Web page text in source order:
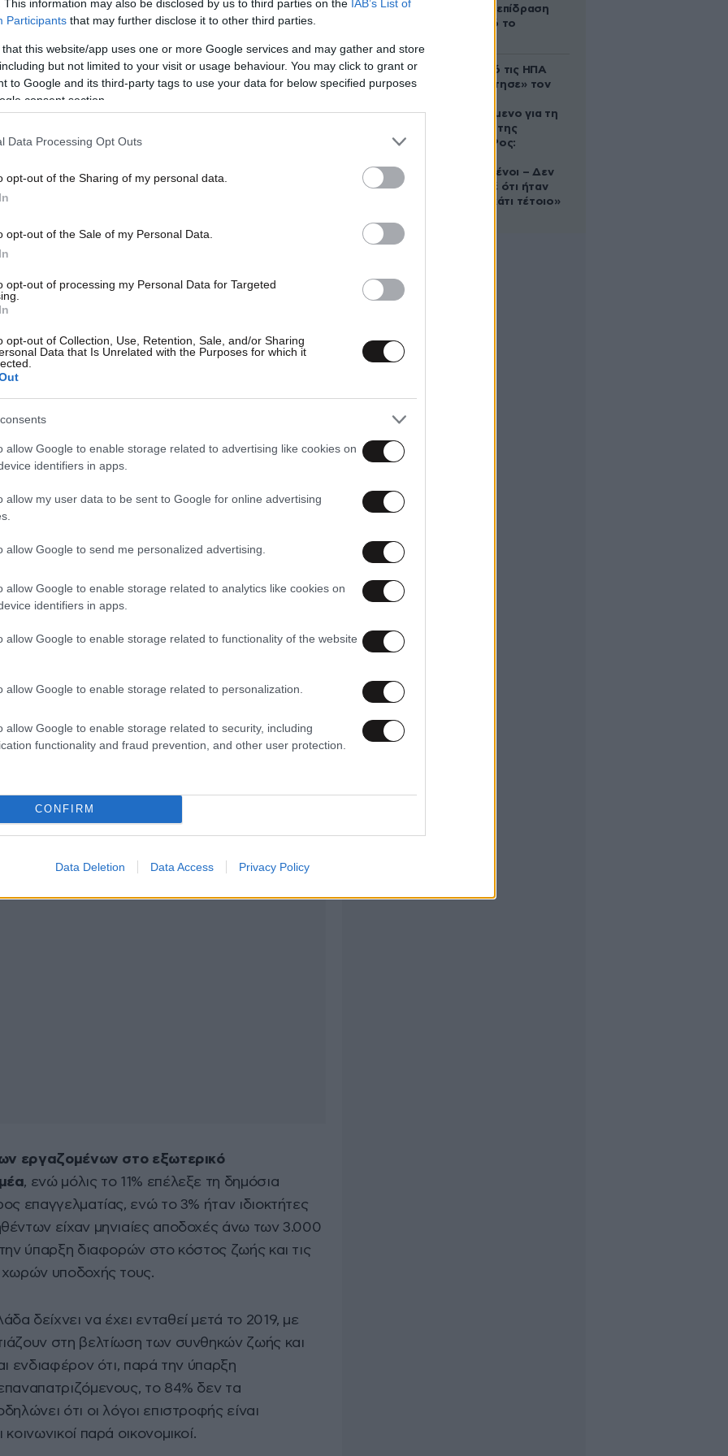
This information may also be disclosed by us to third parties on the IAB’s List of
Participants that may further disclose it to other third parties.
that this website/app uses one or more Google services and may gather and store
but not limited to your visit or usage behaviour. You may click to grant or
to Google and its third-party tags to use your data for below specified purposes
consent section.
Data Processing Opt Outs
opt-out of the Sharing of my personal data.
opt-out of the Sale of my Personal Data.
opt-out of processing my Personal Data for Targeted
opt-out of Collection, Use, Retention, Sale, and/or Sharing
Data that Is Unrelated with the Purposes for which it
allow Google to enable storage related to advertising like cookies on
identifiers in apps.
allow my user data to be sent to Google for online advertising
allow Google to send me personalized advertising.
allow Google to enable storage related to analytics like cookies on
identifiers in apps.
allow Google to enable storage related to functionality of the website
allow Google to enable storage related to personalization.
allow Google to enable storage related to security, including
functionality and fraud prevention, and other user protection.
CONFIRM
Data Deletion Data Access Privacy Policy
τη διαδικασία.
στην έρευνα
κρίσης (2010-2012),
στη μετεγκατάσταση στο εξωτερικό
καθώς το 89% δήλωσε ότι η
συνθηκών ήταν η βασική αιτία. Μόνο το 10%
λόγους για την απόφασή του να
εργαζομένων στο εξωτερικό
, ενώ μόλις το 11% επέλεξε τη δημόσια
επαγγελματίας, ενώ το 3% ήταν ιδιοκτήτες
είχαν μηνιαίες αποδοχές άνω των 3.000
ύπαρξη διαφορών στο κόστος ζωής και τις
χωρών υποδοχής τους.
δείχνει να έχει ενταθεί μετά το 2019, με
στη βελτίωση των συνθηκών ζωής και
ενδιαφέρον ότι, παρά την ύπαρξη
το 84% δεν τα
ότι οι λόγοι επιστροφής είναι
παρά οικονομικοί.
ευεργετική επίδραση
του Δία από το
Ζευγάρι από τις ΗΠΑ
που «υιοθέτησε» τον
κατηγορούμενο για τη
δολοφονία της
Ελίζαμπεθ Ρος:
συντετριμμένοι – Δεν
έδειξε ποτέ ότι ήταν
ικανός για κάτι τέτοιο»